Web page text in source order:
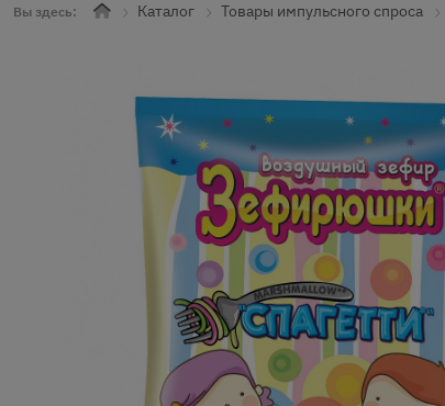
Вы здесь: Каталог Товары импульсного спроса